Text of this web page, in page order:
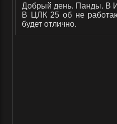
Добрый день. Панды. В
В ЦЛК 25 об не
будет отлично.